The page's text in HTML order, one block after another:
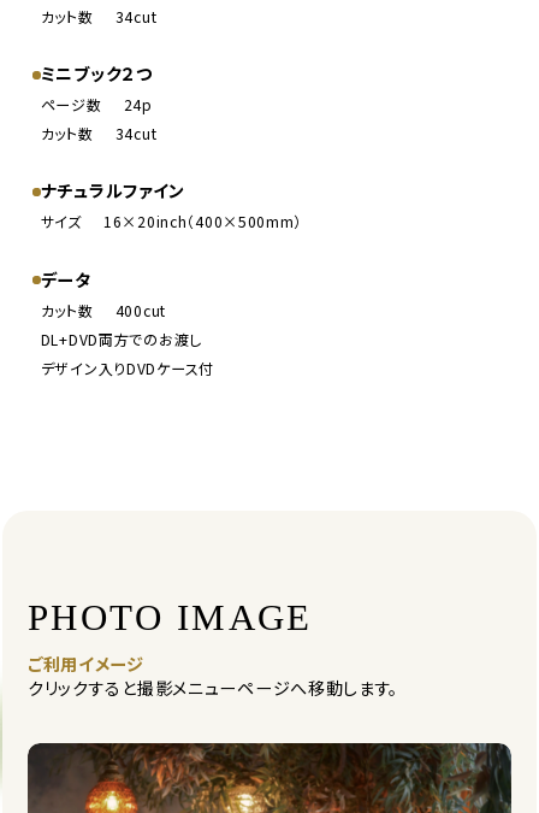
カット数
34cut
ミニブック２つ
ページ数
24p
カット数
34cut
ナチュラルファイン
サイズ 16×20inch（400×500mm）
データ
カット数
400cut
DL+DVD両方でのお渡し
デザイン入りDVDケース付
PHOTO IMAGE
ご利用イメージ
クリックすると撮影メニューページへ移動します。